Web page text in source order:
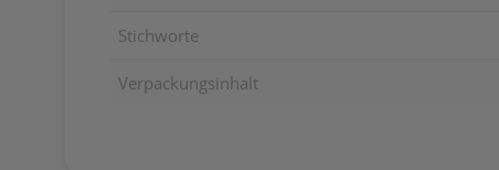
Stichworte
Verpackungsinhalt